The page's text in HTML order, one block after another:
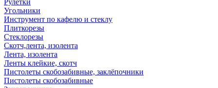
Рулетки
Угольники
Инструмент по кафелю и стеклу
Плиткорезы
Стеклорезы
Скотч,лента, изолента
Лента, изолента
Ленты клейкие, скотч
Пистолеты скобозабивные, заклёпочники
Пистолеты скобозабивные